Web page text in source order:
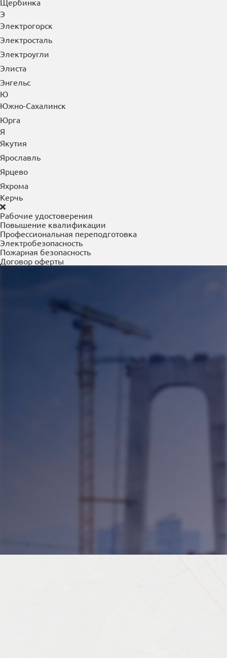
Шахты
Шуя
Щекино
Щелково
Щербинка
Э
Электрогорск
Электросталь
Электроугли
Элиста
Энгельс
Южно-Сахалинск
Юрга
Я
Якутия
Ярославль
Ярцево
Яхрома
Керчь
Профессиональная переподготовка
Электробезопасность